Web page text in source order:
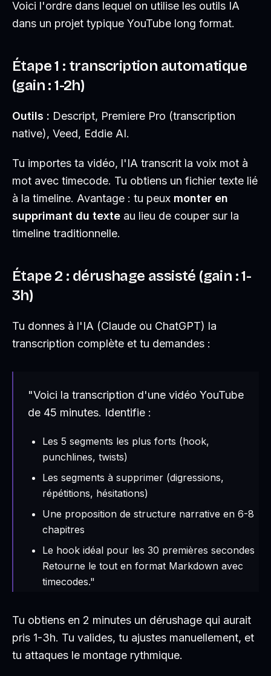
Voici l'ordre dans lequel on utilise les outils IA
dans un projet typique YouTube long format.
Étape 1 : transcription automatique
(gain : 1-2h)
Outils : Descript, Premiere Pro (transcription
native), Veed, Eddie AI.
Tu importes ta vidéo, l'IA transcrit la voix mot à
mot avec timecode. Tu obtiens un fichier texte lié
à la timeline. Avantage : tu peux monter en
supprimant du texte au lieu de couper sur la
timeline traditionnelle.
Étape 2 : dérushage assisté (gain : 1-
3h)
Tu donnes à l'IA (Claude ou ChatGPT) la
transcription complète et tu demandes :
"Voici la transcription d'une vidéo YouTube
de 45 minutes. Identifie :
Les 5 segments les plus forts (hook,
punchlines, twists)
Les segments à supprimer (digressions,
répétitions, hésitations)
Une proposition de structure narrative en 6-8
chapitres
Le hook idéal pour les 30 premières secondes
Retourne le tout en format Markdown avec
timecodes."
Tu obtiens en 2 minutes un dérushage qui aurait
pris 1-3h. Tu valides, tu ajustes manuellement, et
tu attaques le montage rythmique.